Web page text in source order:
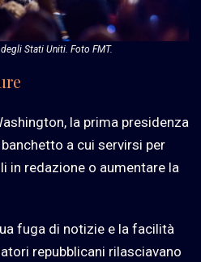
Stati Uniti. Foto FMT.
la prima presidenza
a cui servirsi per
in redazione o aumentare la
fuga di notizie e la facilità
repubblicani rilasciavano